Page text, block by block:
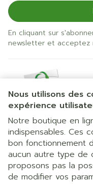
Nous utilisons des
expérience
Notre boutique en
indispensables. Ces
bon fonctionnement
aucun autre type de
proposons pas la
de modifier vos
En cliquant sur
newsletter et acceptez
Liens légaux